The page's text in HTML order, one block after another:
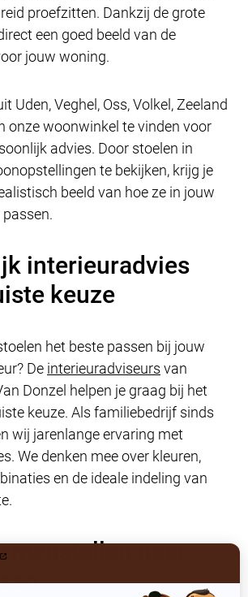
proefzitten. Dankzij de grote
een goed beeld van de
jouw woning.
Uden, Veghel, Oss, Volkel, Zeeland
onze woonwinkel te vinden voor
advies. Door stoelen in
te bekijken, krijg je
beeld van hoe ze in jouw
interieuradvies
keuze
het beste passen bij jouw
De interieuradviseurs van
Donzel helpen je graag bij het
keuze. Als familiebedrijf sinds
wij jarenlange ervaring met
We denken mee over kleuren,
en de ideale indeling van
naar